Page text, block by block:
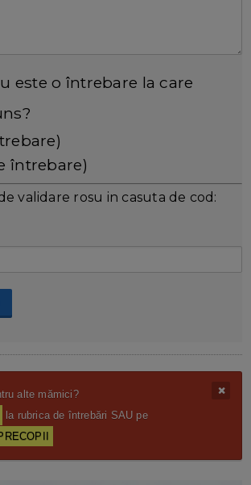
este o întrebare la care
întrebare)
validare rosu in casuta de cod:
alte mămici?
la rubrica de întrebări SAU pe